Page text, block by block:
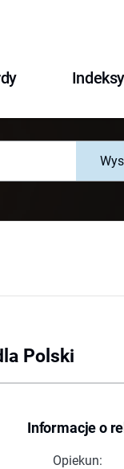
Indeksy
Polski
Informacje o
Opiekun: